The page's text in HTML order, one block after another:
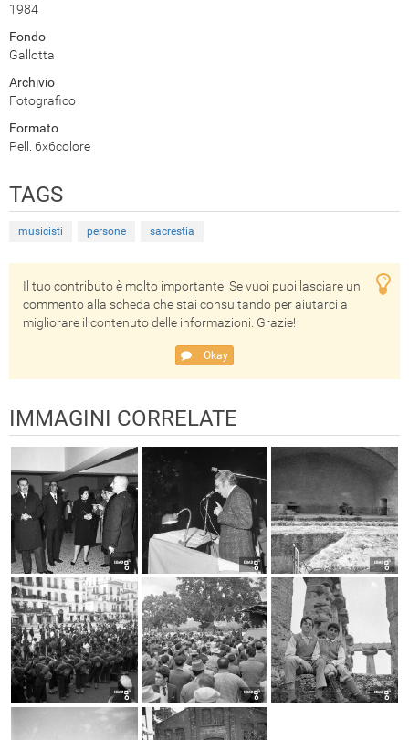
1984
Fondo
Gallotta
Archivio
Fotografico
Formato
Pell. 6x6colore
TAGS
musicisti persone sacrestia
Il tuo contributo è molto importante! Se vuoi puoi lasciare un
commento alla scheda che stai consultando per aiutarci a
migliorare il contenuto delle informazioni. Grazie!
Okay
IMMAGINI CORRELATE